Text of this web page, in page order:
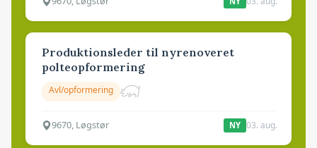
Produktionsleder til nyrenoveret
polteopformering
Avl/opformering
9670, Løgstør NY 03. aug.